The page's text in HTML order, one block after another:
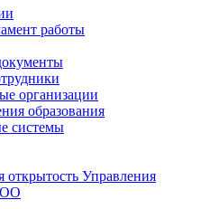
работы
организации
образования
системы
Управления